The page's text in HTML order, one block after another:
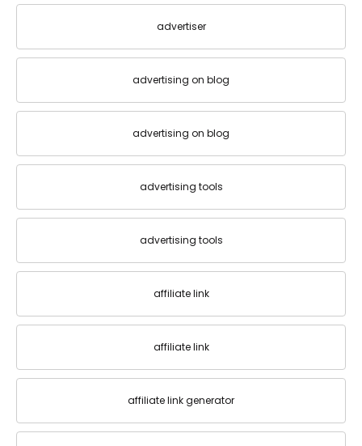
advertiser
advertising on blog
advertising on blog
advertising tools
advertising tools
affiliate link
affiliate link
affiliate link generator